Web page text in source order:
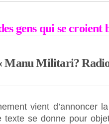
gens qui se croient
Manu Militari?
vient d’annoncer
texte se donne pour